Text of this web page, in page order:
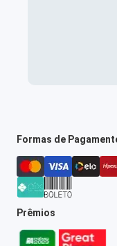
Formas de
Prêmios